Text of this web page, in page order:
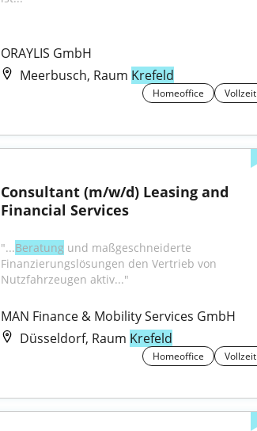
ORAYLIS GmbH
Meerbusch, Raum Krefeld
Homeoffice Vollzeit
Consultant (m/w/d) Leasing and
Financial Services
"...Beratung und maßgeschneiderte
Finanzierungslösungen den Vertrieb von
Nutzfahrzeugen aktiv..."
MAN Finance & Mobility Services GmbH
Düsseldorf, Raum Krefeld
Homeoffice Vollzeit